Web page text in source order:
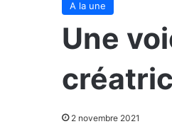
A la une
Une
2 novembre 2021